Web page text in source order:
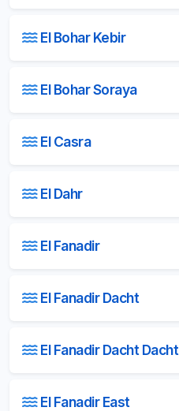
El Bohar Kebir
El Bohar Soraya
El Casra
El Dahr
El Fanadir
El Fanadir Dacht
El Fanadir Dacht Dacht
El Fanadir East